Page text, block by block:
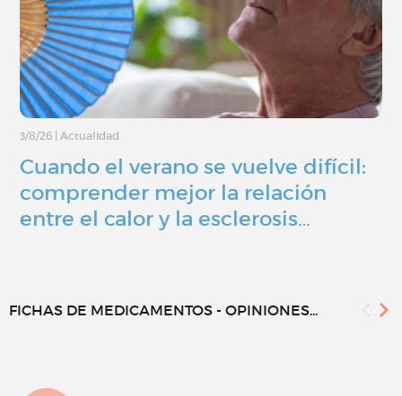
3/8/26 | Actualidad
Cuando el verano se vuelve difícil:
comprender mejor la relación
entre el calor y la esclerosis…
FICHAS DE MEDICAMENTOS - OPINIONES...